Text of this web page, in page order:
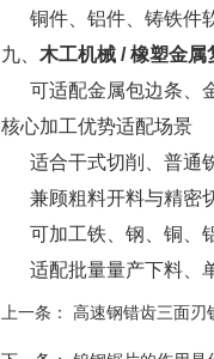
铜件、铝件、铸铁件
九、 木工机械 / 橡塑金属
可适配金属包边条、
核心加工优势适配场景
适合干式切削、普通
兼顾粗料开料与精密
可加工铁、钢、铜、
适配批量量产下料、
上一条： 高速钢错齿三面刃